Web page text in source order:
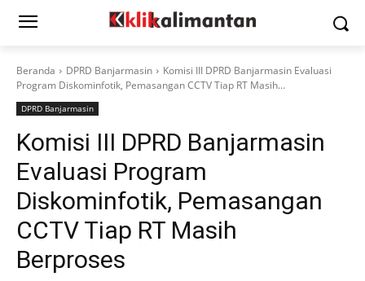
Beranda DPRD Banjarmasin
Komisi III DPRD Banjarmasin Evaluasi
Program Diskominfotik, Pemasangan CCTV Tiap RT Masih...
DPRD Banjarmasin
Komisi III DPRD Banjarmasin
Evaluasi Program
Diskominfotik, Pemasangan
CCTV Tiap RT Masih
Berproses